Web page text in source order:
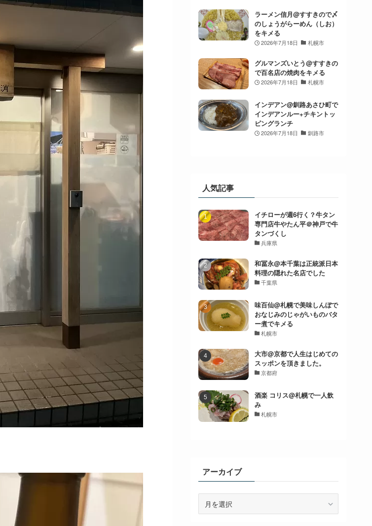
ラーメン信月@すすきので〆
のしょうがらーめん（しお）
をキメる
2026年7月18日 札幌市
グルマンズいとう@すすきの
で百名店の焼肉をキメる
2026年7月18日 札幌市
インデアン@釧路あさひ町で
インデアンルー+チキントッ
ピングランチ
2026年7月18日 釧路市
人気記事
イチローが週6行く？牛タン
専門店牛やたん平＠神戸で牛
タンづくし
兵庫県
和冨永@本千葉は正統派日本
料理の隠れた名店でした
千葉県
味百仙@札幌で美味しんぼで
おなじみのじゃがいものバタ
ー煮でキメる
札幌市
大市@京都で人生はじめての
スッポンを頂きました。
京都府
酒楽 コリス@札幌で一人飲
み
札幌市
アーカイブ